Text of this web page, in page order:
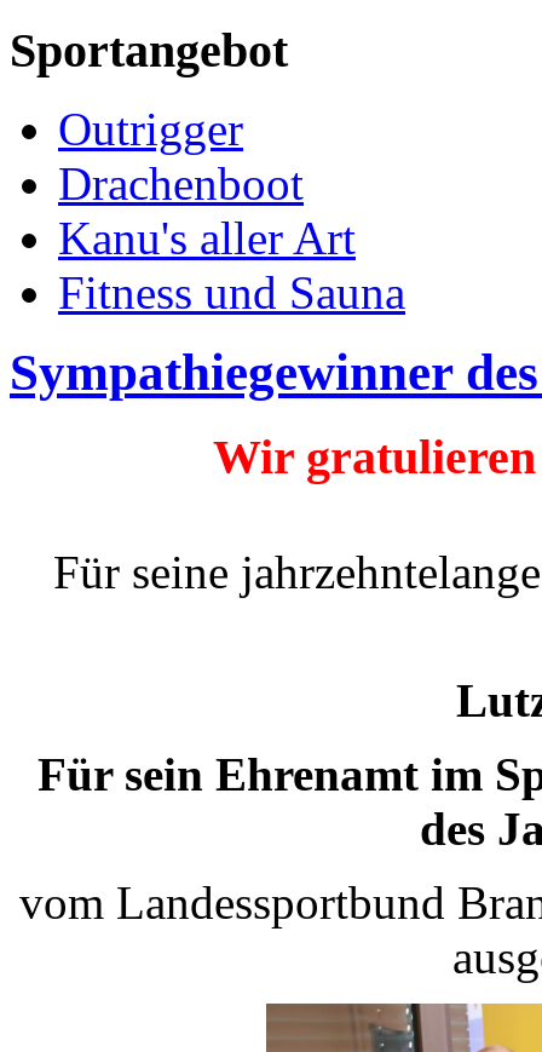
Sportangebot
Outrigger
Drachenboot
Kanu's aller Art
Fitness und Sauna
Sympathiegewinner
Wir
Für seine
Für sein Ehrenamt im
des
vom Landessportbund